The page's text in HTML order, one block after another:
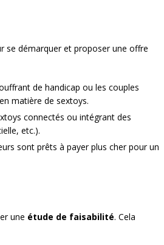
se démarquer et proposer une offre
de handicap ou les couples
matière de sextoys.
connectés ou intégrant des
etc.).
sont prêts à payer plus cher pour un
une étude de faisabilité. Cela